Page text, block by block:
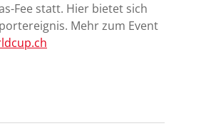
Fee statt. Hier bietet sich
Mehr zum Event